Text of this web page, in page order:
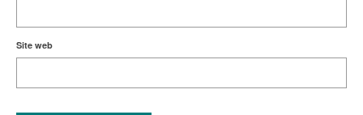
Site web